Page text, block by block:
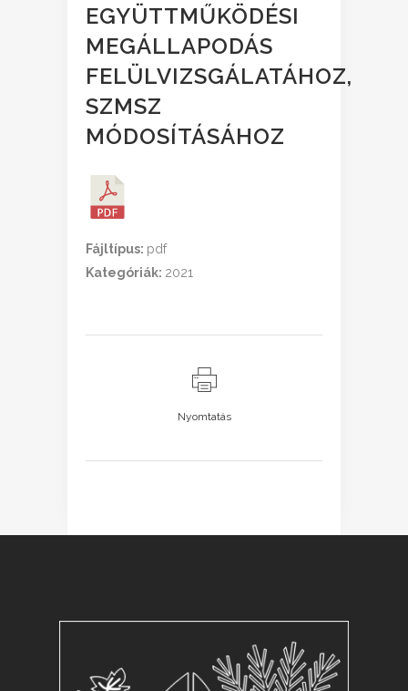
EGYÜTTMŰKÖDÉSI
MEGÁLLAPODÁS
FELÜLVIZSGÁLATÁHOZ,
SZMSZ
MÓDOSÍTÁSÁHOZ
Fájltípus: pdf
Kategóriák: 2021
Nyomtatás